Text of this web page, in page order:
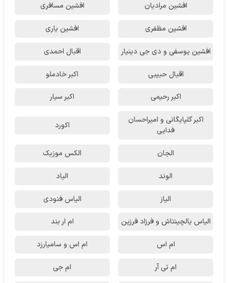
افشین مرادیان افشین مسافری
افشین مظفری افشین یاری
افشین یوسفی و دی جی دینیار اقبال احمدی
اقبال حبیبی اکبر خادملو
اکبر رحیمی اکبر سیار
اکبر گلپایگانی و امیراحسان
فدایی
اکورد
الجان الکس موزیک
الوند الیاد
الیاز الیاس فنودی
الیاس یالچینتاش و فرزاد فرزین ام‌ ار بند
ام اس ام اس و سامیارزد
ام تی آر ام جی